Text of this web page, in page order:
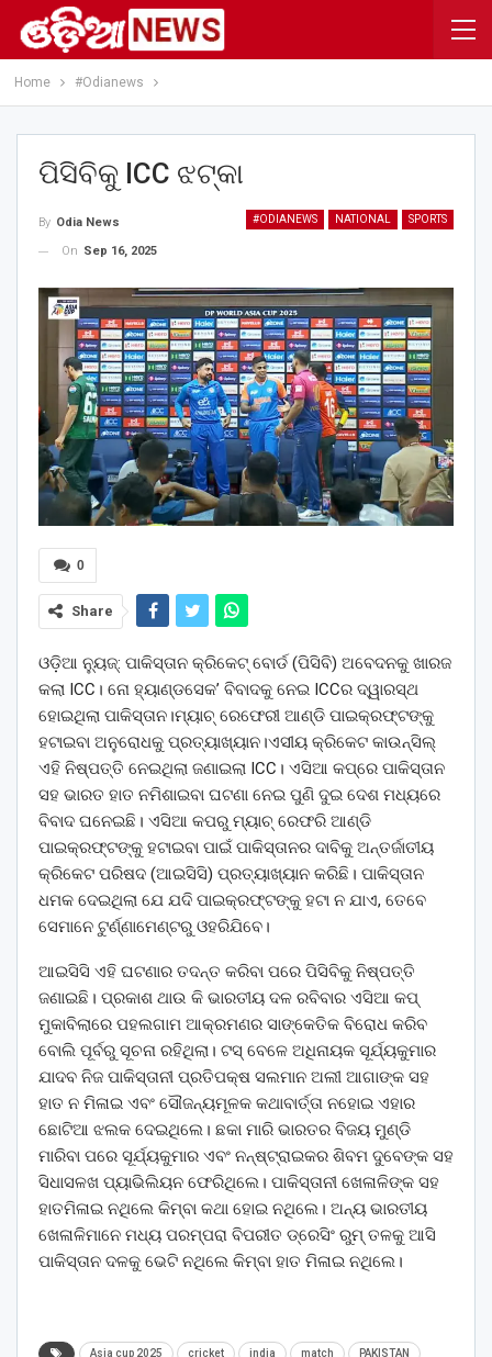
Home #Odianews
ପିସିବିକୁ ICC ଝଟ୍‌କା
#ODIANEWS NATIONAL SPORTS
By Odia News
On Sep 16, 2025
0
Share
ଓଡ଼ିଆ ନ୍ୟୁଜ୍: ପାକିସ୍ତାନ କ୍ରିକେଟ୍ ବୋର୍ଡ (ପିସିବି) ଅବେଦନକୁ ଖାରଜ
କଲା ICC। ନୋ ହ୍ୟାଣ୍ଡସେକ’ ବିବାଦକୁ ନେଇ ICCର ଦ୍ୱାରସ୍ଥ
ହୋଇଥିଲା ପାକିସ୍ତାନ।ମ୍ୟାଚ୍ ରେଫେରୀ ଆଣ୍ଡି ପାଇକ୍ରଫ୍ଟଙ୍କୁ
ହଟାଇବା ଅନୁରୋଧକୁ ପ୍ରତ୍ୟାଖ୍ୟାନ।ଏସୀୟ କ୍ରିକେଟ କାଉନ୍‌ସିଲ୍‌
ଏହି ନିଷ୍ପତ୍ତି ନେଇଥିଲା ଜଣାଇଲା ICC। ଏସିଆ କପ୍‌ରେ ପାକିସ୍ତାନ
ସହ ଭାରତ ହାତ ନମିଶାଇବା ଘଟଣା ନେଇ ପୁଣି ଦୁଇ ଦେଶ ମଧ୍ୟରେ
ବିବାଦ ଘନେଇଛି। ଏସିଆ କପରୁ ମ୍ୟାଚ୍ ରେଫରି ଆଣ୍ଡି
ପାଇକ୍ରଫ୍ଟଙ୍କୁ ହଟାଇବା ପାଇଁ ପାକିସ୍ତାନର ଦାବିକୁ ଅନ୍ତର୍ଜାତୀୟ
କ୍ରିକେଟ ପରିଷଦ (ଆଇସିସି) ପ୍ରତ୍ୟାଖ୍ୟାନ କରିଛି। ପାକିସ୍ତାନ
ଧମକ ଦେଇଥିଲା ଯେ ଯଦି ପାଇକ୍ରଫ୍ଟଙ୍କୁ ହଟା ନ ଯାଏ, ତେବେ
ସେମାନେ ଟୁର୍ଣ୍ଣାମେଣ୍ଟରୁ ଓହରିଯିବେ।
ଆଇସିସି ଏହି ଘଟଣାର ତଦନ୍ତ କରିବା ପରେ ପିସିବିକୁ ନିଷ୍ପତ୍ତି
ଜଣାଇଛି। ପ୍ରକାଶ ଥାଉ କି ଭାରତୀୟ ଦଳ ରବିବାର ଏସିଆ କପ୍
ମୁକାବିଲାରେ ପହଲଗାମ ଆକ୍ରମଣର ସାଙ୍କେତିକ ବିରୋଧ କରିବ
ବୋଲି ପୂର୍ବରୁ ସୂଚନା ରହିଥିଲା। ଟସ୍ ବେଳେ ଅଧିନାୟକ ସୂର୍ଯ୍ୟକୁମାର
ଯାଦବ ନିଜ ପାକିସ୍ତାନୀ ପ୍ରତିପକ୍ଷ ସଲମାନ ଅଲୀ ଆଗାଙ୍କ ସହ
ହାତ ନ ମିଳାଇ ଏବଂ ସୌଜନ୍ୟମୂଳକ କଥାବାର୍ତ୍ତା ନହୋଇ ଏହାର
ଛୋଟିଆ ଝଲକ ଦେଇଥିଲେ। ଛକା ମାରି ଭାରତର ବିଜୟ ମୁଣ୍ଡି
ମାରିବା ପରେ ସୂର୍ଯ୍ୟକୁମାର ଏବଂ ନନ୍‌ଷ୍ଟ୍ରାଇକର ଶିବମ ଦୁବେଙ୍କ ସହ
ସିଧାସଳଖ ପ୍ୟାଭିଲିୟନ ଫେରିଥିଲେ। ପାକିସ୍ତାନୀ ଖେଳାଳିଙ୍କ ସହ
ହାତମିଳାଇ ନଥିଲେ କିମ୍ବା କଥା ହୋଇ ନଥିଲେ। ଅନ୍ୟ ଭାରତୀୟ
ଖେଳାଳିମା‌ନେ ମଧ୍ୟ ପରମ୍ପରା ବିପରୀତ ଡ୍ରେସିଂ ରୁମ୍ ତଳକୁ ଆ‌ସି
ପାକିସ୍ତାନ ଦଳକୁ ଭେଟି ନଥିଲେ କିମ୍ବା ହାତ ମିଳାଇ ନଥିଲେ।
Asia cup 2025 cricket india match PAKISTAN